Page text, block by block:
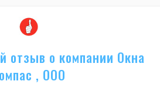
отзыв о компании Окна
, ООО